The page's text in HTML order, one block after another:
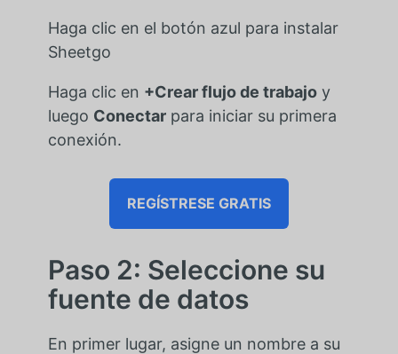
Haga clic en el botón azul para instalar
Sheetgo
Haga clic en +Crear flujo de trabajoy
luego Conectarpara iniciar su primera
conexión.
REGÍSTRESE GRATIS
Paso 2: Seleccione su
fuente de datos
En primer lugar, asigne un nombre a su